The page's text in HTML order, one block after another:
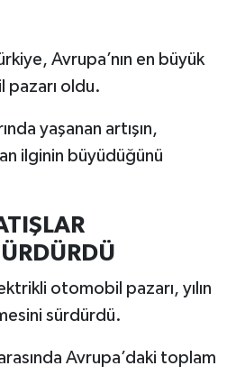
Avrupa’nın en büyük
oldu.
yaşanan artışın,
ilginin büyüdüğünü
otomobil pazarı, yılın
sürdürdü.
Avrupa’daki toplam